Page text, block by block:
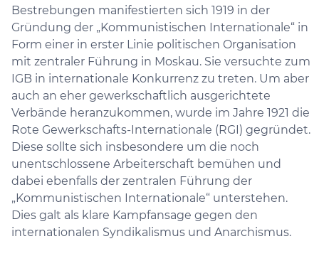
Bestrebungen manifestierten sich 1919 in der
Gründung der „Kommunistischen Internationale“ in
Form einer in erster Linie politischen Organisation
mit zentraler Führung in Moskau. Sie versuchte zum
IGB in internationale Konkurrenz zu treten. Um aber
auch an eher gewerkschaftlich ausgerichtete
Verbände heranzukommen, wurde im Jahre 1921 die
Rote Gewerkschafts-Internationale (RGI) gegründet.
Diese sollte sich insbesondere um die noch
unentschlossene Arbeiterschaft bemühen und
dabei ebenfalls der zentralen Führung der
„Kommunistischen Internationale“ unterstehen.
Dies galt als klare Kampfansage gegen den
internationalen Syndikalismus und Anarchismus.